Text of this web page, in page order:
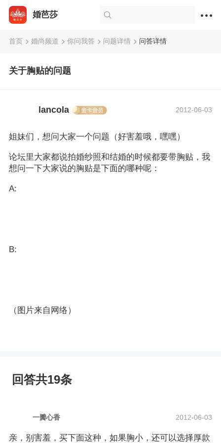
婚芭莎
首页 婚尚频道 你问我答 问题详情 问答详情
关于胸贴的问题
lancola 2012-06-03
姐妹们，想问大家一个问题（好害羞哦，嘿嘿）
论坛里大家都说拍婚纱照和结婚的时候都要带胸贴，我
想问一下大家说的胸贴是下面的哪种呢：
A:
B:
（图片来自网络）
回答共19条
一瓣心香 2012-06-03
亲，别害羞，买下面这种，如果胸小，还可以选择厚款